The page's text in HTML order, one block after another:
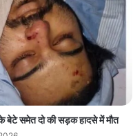
समेत दो की सड़क हादसे में मौत